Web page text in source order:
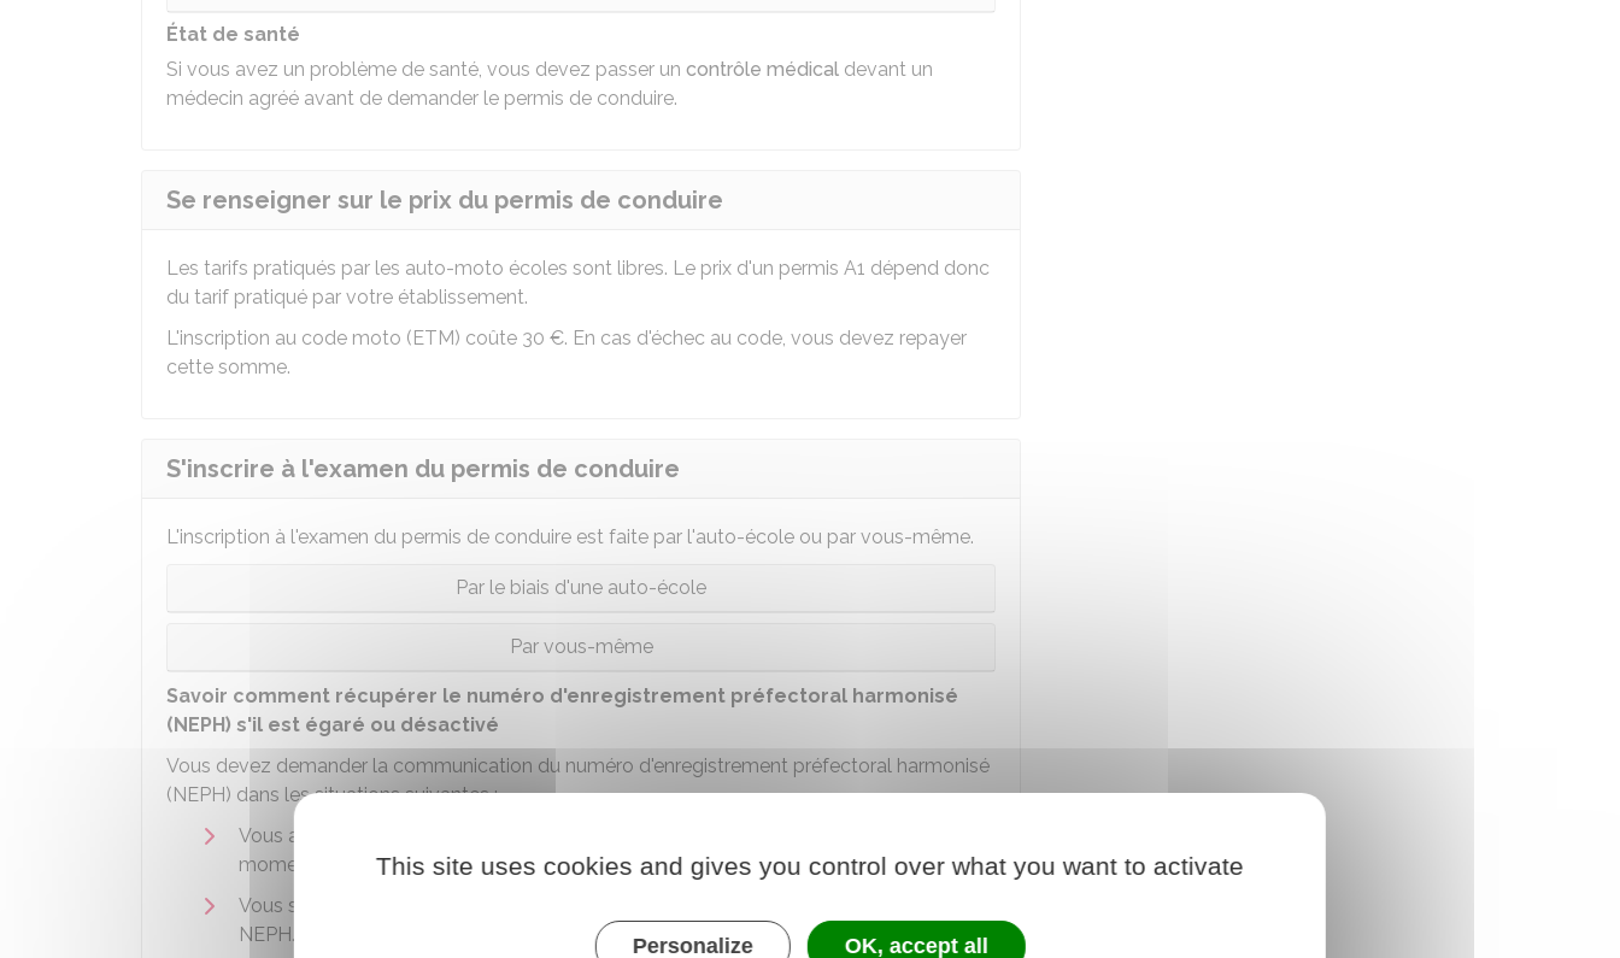
État de santé
Si vous avez un problème de santé, vous devez passer un contrôle médical devant un
médecin agréé avant de demander le permis de conduire.
Se renseigner sur le prix du permis de conduire
Les tarifs pratiqués par les auto-moto écoles sont libres. Le prix d'un permis A1 dépend donc
du tarif pratiqué par votre établissement.
L'inscription au code moto (ETM) coûte 30 €. En cas d'échec au code, vous devez repayer
cette somme.
S'inscrire à l'examen du permis de conduire
L'inscription à l'examen du permis de conduire est faite par l'auto-école ou par vous-même.
Par le biais d'une auto-école
Par vous-même
Savoir comment récupérer le numéro d'enregistrement préfectoral harmonisé
(NEPH) s'il est égaré ou désactivé
Vous devez demander la communication du numéro d'enregistrement préfectoral harmonisé
(NEPH) dans les situations suivantes :
Vous avez
moment de votre inscription sur le site de l'ANTSet le passage du code.
Vous souhaitez
NEPH.
This site uses cookies and gives you control over what you want to activate
Personalize OK, accept all